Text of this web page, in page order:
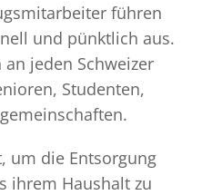
führen
und pünktlich aus.
jeden Schweizer
Studenten,
um die Entsorgung
ihrem Haushalt zu